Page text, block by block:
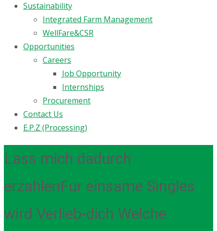
Sustainability
Integrated Farm Management
WellFare&CSR
Opportunities
Careers
Job Opportunity
Internships
Procurement
Contact Us
E.P.Z (Processing)
Lass mich dadurch
erzahlenFur einsame Singles
wird Verlieb-dich Welche